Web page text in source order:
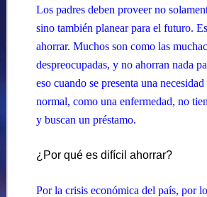
Los padres deben proveer no
sino también planear para el futuro.
ahorrar. Muchos son como las
despreocupadas, y no ahorran nada
eso cuando se presenta una
normal, como una enfermedad, no
y buscan un préstamo.
¿Por qué es difícil ahorrar?
Por la crisis económica del país, por